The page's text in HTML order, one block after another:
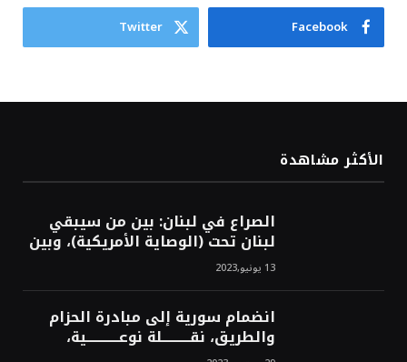
Facebook
Twitter
الأكثر مشاهدة
الصراع في لبنان: بين من سيبقي
لبنان تحت (الوصاية الأمريكية)، وبين
من سيخرج لبنان من النفق الغربي!
محمد محسن13 يونيو,2023
انضمام سورية إلى مبادرة الحزام
والطريق، نقــــــــــلة نوعــــــــــــية،